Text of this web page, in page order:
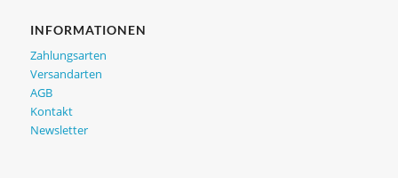
INFORMATIONEN
Zahlungsarten
Versandarten
AGB
Kontakt
Newsletter